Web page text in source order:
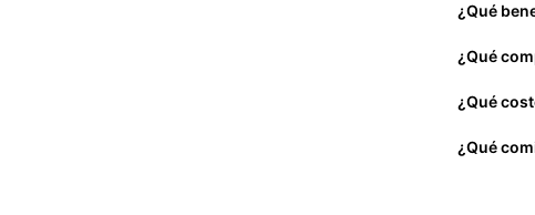
¿Qué
¿Qué
¿Qué
¿Qué